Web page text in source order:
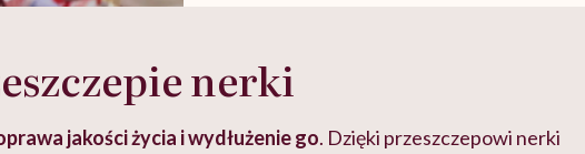
nerki
jakości życia i wydłużenie go. Dzięki przeszczepowi nerki